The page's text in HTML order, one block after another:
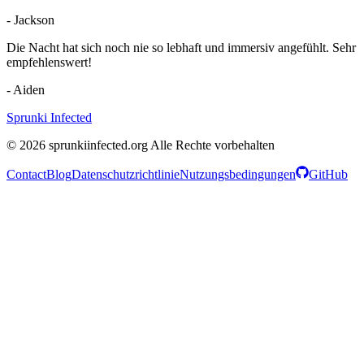
- Jackson
Die Nacht hat sich noch nie so lebhaft und immersiv angefühlt. Sehr
empfehlenswert!
- Aiden
Sprunki Infected
© 2026 sprunkiinfected.org Alle Rechte vorbehalten
ContactBlogDatenschutzrichtlinieNutzungsbedingungen GitHub